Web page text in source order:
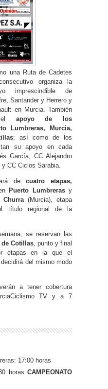
una Ruta de Cadetes
organiza la
imprescindible de
Santander y Herrero y
en Murcia. También
el apoyo de los
Lumbreras, Murcia,
; así como de los
su apoyo en cada
García, CC Alejandro
CC Ciclos Sarabia.
decuatro etapas,
Puerto Lumbrerasy
Churra(Murcia), etapa
título regional de la
se reservan las
de Cotillas, punto y final
etapas en la que el
del mismo modo
a tener cobertura
TV y a 7
17:00 horas
horas CAMPEONATO